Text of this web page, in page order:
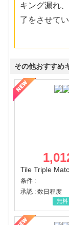
キング漏れ
了をさせて
その他おすすめ
条件 :
承認 : 数日程度
無料